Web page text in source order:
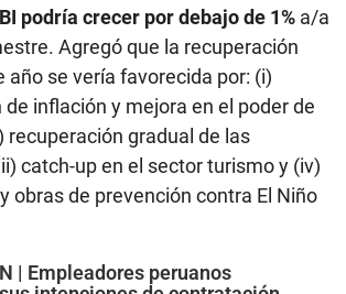
podría crecer por debajo de 1% a/a
Agregó que la recuperación
año se vería favorecida por: (i)
inflación y mejora en el poder de
recuperación gradual de las
catch-up en el sector turismo y (iv)
obras de prevención contra El Niño
| Empleadores peruanos